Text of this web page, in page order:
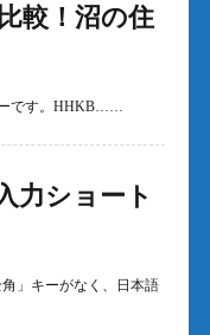
較！沼の住
です。HHKB……
力ショート
」キーがなく、日本語